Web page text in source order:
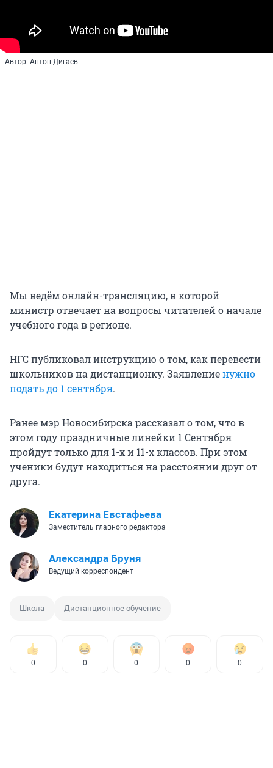
Автор: Антон Дигаев
Мы ведём онлайн-трансляцию, в которой
министр отвечает на вопросы читателей о начале
учебного года в регионе.
НГС публиковал инструкцию о том, как перевести
школьников на дистанционку. Заявлениенужно
подать до 1 сентября.
Ранее мэр Новосибирска рассказал о том, что в
этом году праздничные линейки 1 Сентября
пройдут только для 1-х и 11-х классов. При этом
ученики будут находиться на расстоянии друг от
друга.
Екатерина Евстафьева
Заместитель главного редактора
Александра Бруня
Ведущий корреспондент
Школа Дистанционное обучение
0 0 0 0 0